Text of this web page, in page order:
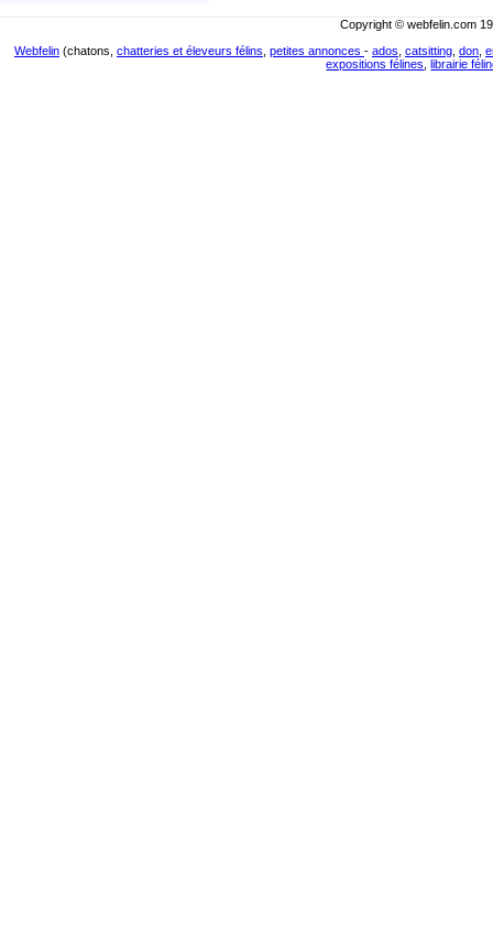
Copyright © webfelin.com
Webfelin (chatons, chatteries et éleveurs félins petites annonces - ados catsitting don
expositions félines ,librairie